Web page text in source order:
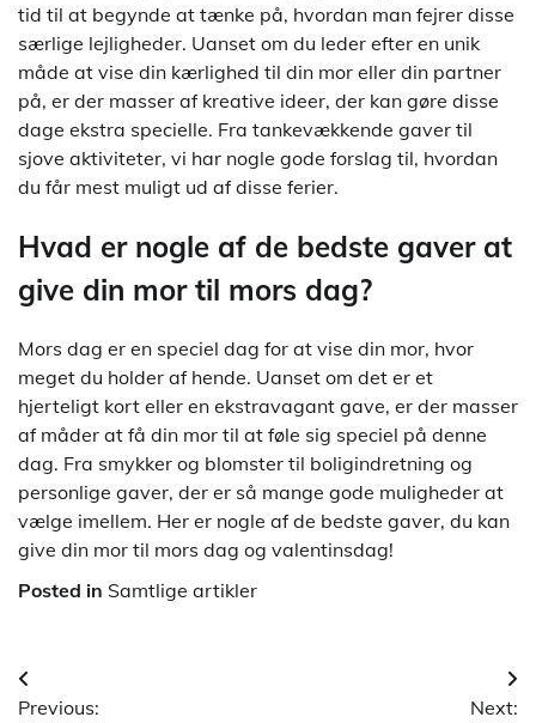
tid til at begynde at tænke på, hvordan man fejrer disse
særlige lejligheder. Uanset om du leder efter en unik
måde at vise din kærlighed til din mor eller din partner
på, er der masser af kreative ideer, der kan gøre disse
dage ekstra specielle. Fra tankevækkende gaver til
sjove aktiviteter, vi har nogle gode forslag til, hvordan
du får mest muligt ud af disse ferier.
Hvad er nogle af de bedste gaver at
give din mor til mors dag?
Mors dag er en speciel dag for at vise din mor, hvor
meget du holder af hende. Uanset om det er et
hjerteligt kort eller en ekstravagant gave, er der masser
af måder at få din mor til at føle sig speciel på denne
dag. Fra smykker og blomster til boligindretning og
personlige gaver, der er så mange gode muligheder at
vælge imellem. Her er nogle af de bedste gaver, du kan
give din mor til mors dag og valentinsdag!
Posted in Samtlige artikler
Indlægsnavigation
Previous: Next: